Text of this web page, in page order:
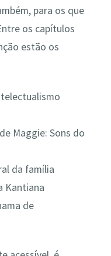
para os que
os capítulos
estão os
Maggie: Sons do
da família
Kantiana
de